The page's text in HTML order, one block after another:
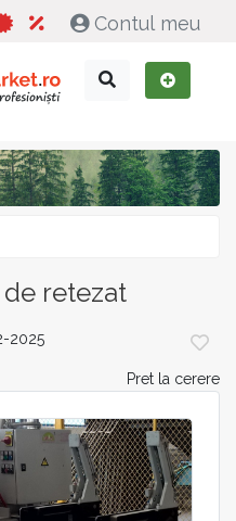
Contul meu
retezat
2025
Pret la cerere